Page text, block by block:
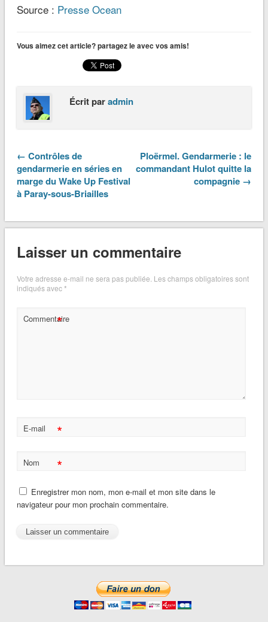
Source : Presse Ocean
Vous aimez cet article? partagez le avec vos amis!
Écrit paradmin
← Contrôles de
gendarmerie en séries en
marge du Wake Up Festival
à Paray-sous-Briailles
Ploërmel. Gendarmerie : le
commandant Hulot quitte la
compagnie →
Laisser un commentaire
Votre adresse e-mail ne sera pas publiée. Les champs obligatoires sont
indiqués avec*
Commentaire
*
E-mail *
Nom *
Enregistrer mon nom, mon e-mail et mon site dans le
navigateur pour mon prochain commentaire.